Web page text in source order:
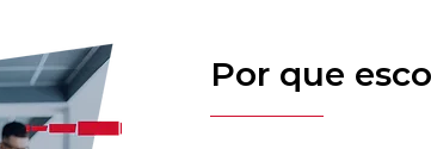
Por que